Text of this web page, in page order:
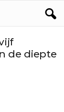
de diepte